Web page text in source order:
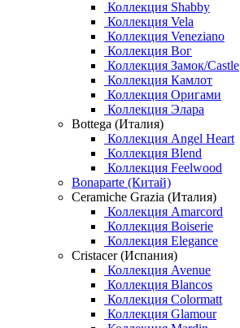
Коллекция Shabby
Коллекция Vela
Коллекция Veneziano
Коллекция Вог
Коллекция Замок/Castle
Коллекция Камлот
Коллекция Оригами
Коллекция Элара
Bottega (Италия)
Коллекция Angel Heart
Коллекция Blend
Коллекция Feelwood
Bonaparte (Китай)
Ceramiche Grazia (Италия)
Коллекция Amarcord
Коллекция Boiserie
Коллекция Elegance
Cristacer (Испания)
Коллекция Avenue
Коллекция Blancos
Коллекция Colormatt
Коллекция Glamour